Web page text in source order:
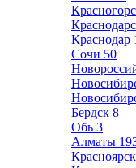
Краснодар
Сочи 50
Бердск 8
Обь 3
Алматы